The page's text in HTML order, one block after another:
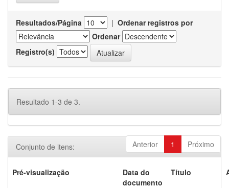
Resultados/Página | Ordenar registros por
Ordenar
Registro(s)
Resultado 1-3 de 3.
Anterior 1 Próximo
Conjunto de itens:
Pré-visualização
Data do
documento
Título